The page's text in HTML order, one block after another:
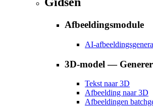
Afbeeldingsmodule
AI-
3D-model —
Tekst naar 3D
Afbeelding naar 3D
Afbeeldingen